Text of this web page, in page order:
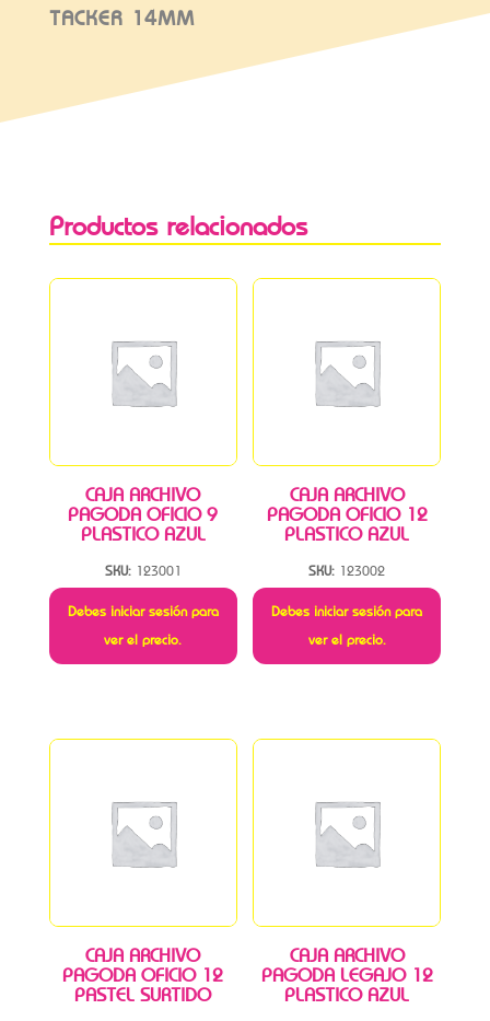
TACKER 14MM
Productos relacionados
CAJA ARCHIVO
PAGODA OFICIO 9
PLASTICO AZUL
SKU: 123001
Debes iniciar sesión para
ver el precio.
CAJA ARCHIVO
PAGODA OFICIO 12
PLASTICO AZUL
SKU: 123002
Debes iniciar sesión para
ver el precio.
CAJA ARCHIVO
PAGODA OFICIO 12
PASTEL SURTIDO
CAJA ARCHIVO
PAGODA LEGAJO 12
PLASTICO AZUL